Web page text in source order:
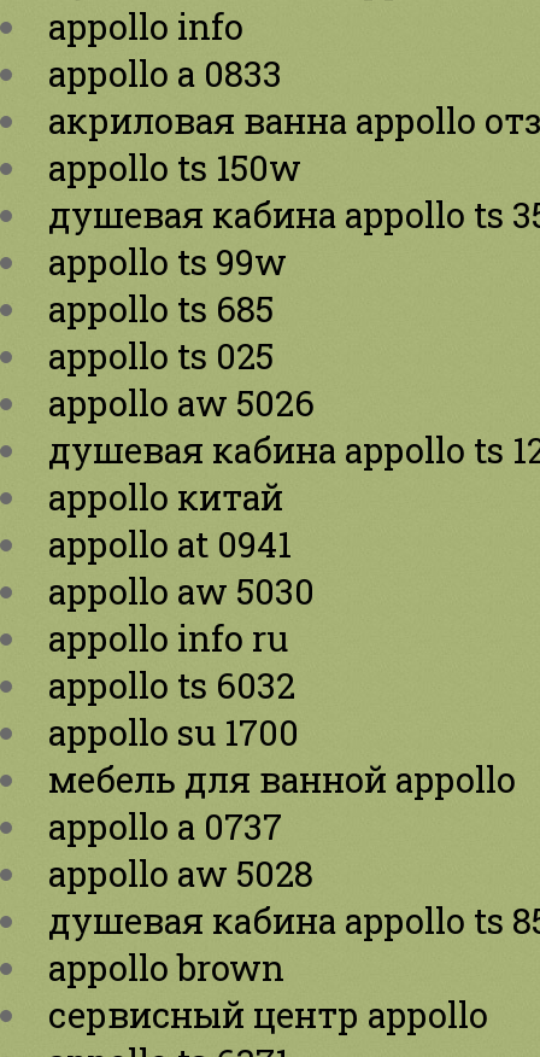
appollo info
appollo a 0833
акриловая ванна appollo
appollo ts 150w
душевая кабина appollo ts
appollo ts 99w
appollo ts 685
appollo ts 025
appollo aw 5026
душевая кабина appollo ts
appollo китай
appollo at 0941
appollo aw 5030
appollo info ru
appollo ts 6032
appollo su 1700
мебель для ванной appollo
appollo a 0737
appollo aw 5028
душевая кабина appollo ts
appollo brown
сервисный центр appollo